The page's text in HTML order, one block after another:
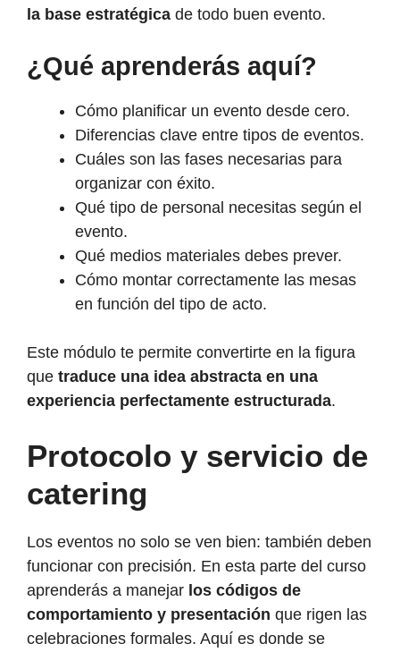
la base estratégica de todo buen evento.
¿Qué aprenderás aquí?
Cómo planificar un evento desde cero.
Diferencias clave entre tipos de eventos.
Cuáles son las fases necesarias para
organizar con éxito.
Qué tipo de personal necesitas según el
evento.
Qué medios materiales debes prever.
Cómo montar correctamente las mesas
en función del tipo de acto.
Este módulo te permite convertirte en la figura
que traduce una idea abstracta en una
experiencia perfectamente estructurada.
Protocolo y servicio de
catering
Los eventos no solo se ven bien: también deben
funcionar con precisión. En esta parte del curso
aprenderás a manejar los códigos de
comportamiento y presentación que rigen las
celebraciones formales. Aquí es donde se